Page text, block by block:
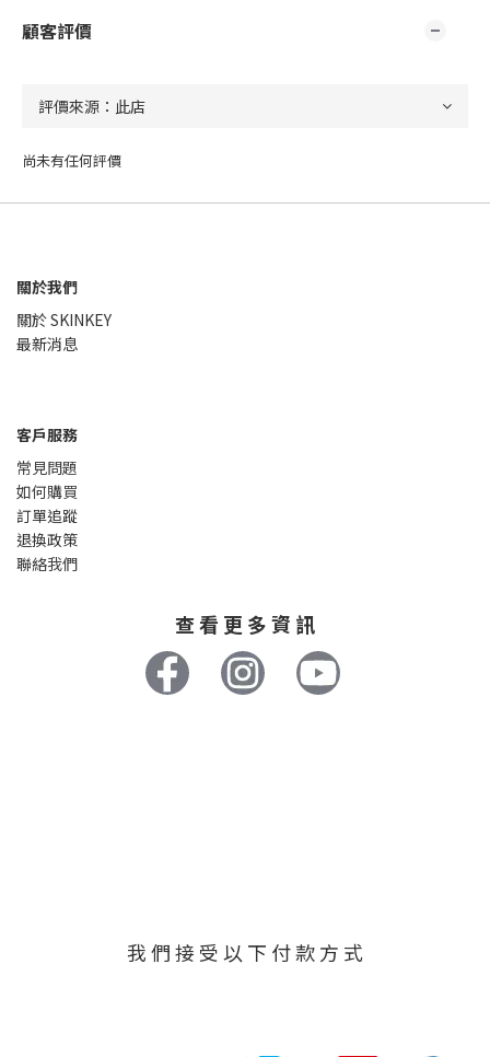
顧客評價
尚未有任何評價
關於我們
關於 SKINKEY
最新消息
客戶服務
常見問題
如何購買
訂單追蹤
退換政策
聯絡我們
查 看 更 多 資 訊
我 們 接 受 以 下 付 款 方 式